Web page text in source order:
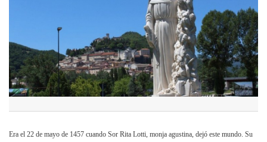
Era el 22 de mayo de 1457 cuando Sor Rita Lotti, monja agustina, dejó este mundo. Su